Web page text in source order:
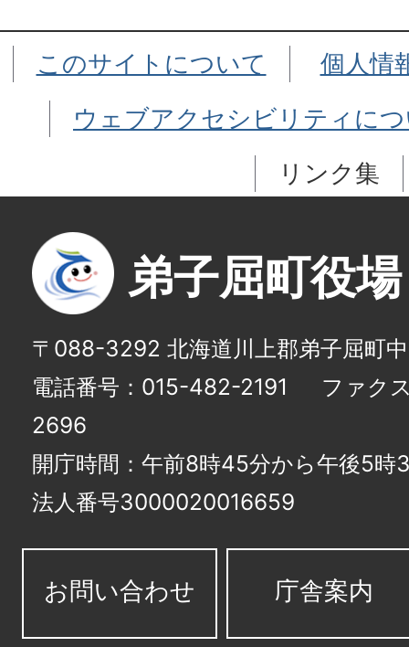
このサイトについて
個人情
ウェブアクセシビリティに
リンク集
弟子屈町役場
〒088-3292 北海道川上郡弟子屈町
電話番号：015-482-2191
ファク
2696
開庁時間：午前8時45分から午後5時
法人番号3000020016659
お問い合わせ 庁舎案内